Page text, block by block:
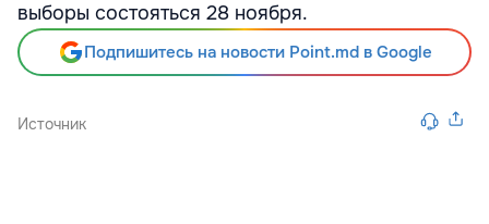
выборы состояться 28 ноября.
Подпишитесь на новости Point.md в Google
Источник